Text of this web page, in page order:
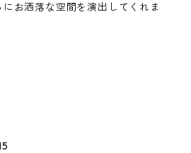
お洒落な空間を演出してくれま